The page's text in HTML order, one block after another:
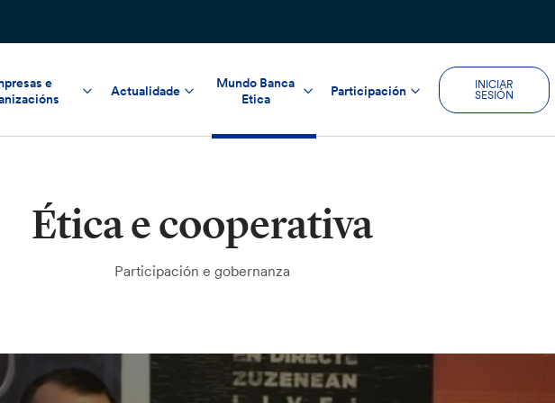
e
Actualidade
Mundo Banca
Etica
Participación
INICIAR
SESIÓN
Ética e cooperativa
Participación e gobernanza